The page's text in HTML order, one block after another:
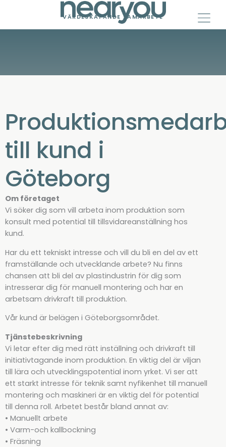
content
VÄRDESKAPANDE SAMARBETE
till kund i
Göteborg
Om företaget
Vi söker dig som vill arbeta inom produktion som
konsult med potential till tillsvidareanställning hos
kund.
Har du ett tekniskt intresse och vill du bli en del av ett
framställande och utvecklande arbete? Nu finns
chansen att bli del av plastindustrin för dig som
intresserar dig för manuell montering och har en
arbetsam drivkraft till produktion.
Vår kund är belägen i Göteborgsområdet.
Tjänstebeskrivning
Vi letar efter dig med rätt inställning och drivkraft till
initiativtagande inom produktion. En viktig del är viljan
till lära och utvecklingspotential inom yrket. Vi ser att
ett starkt intresse för teknik samt nyfikenhet till manuell
montering och maskineri är en viktig del för potential
till denna roll. Arbetet består bland annat av:
• Manuellt arbete
• Varm-och kallbockning
• Fräsning